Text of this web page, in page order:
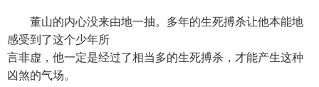
董山的内心没来由地一抽。多年的生死搏杀让他本能地
感受到了这个少年所
言非虚，他一定是经过了相当多的生死搏杀，才能产生这种
凶煞的气场。